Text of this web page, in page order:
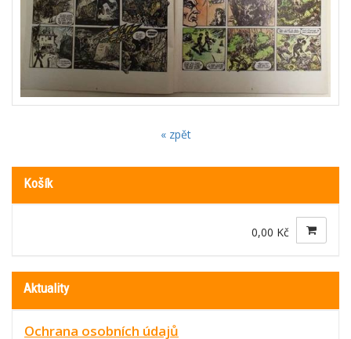
« zpět
Košík
0,00 Kč
Aktuality
Ochrana osobních údajů